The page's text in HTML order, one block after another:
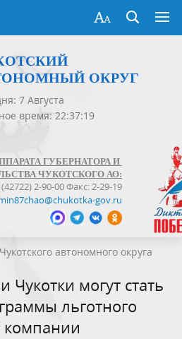
ОКРУГ
7 Августа
время: 22:37:19
ГУБЕРНАТОРА И
ЧУКОТСКОГО АО:
(42722) 2-90-00 Факс: 2-29-19
gov.ru
автономного округа
могут стать
льготного
компании